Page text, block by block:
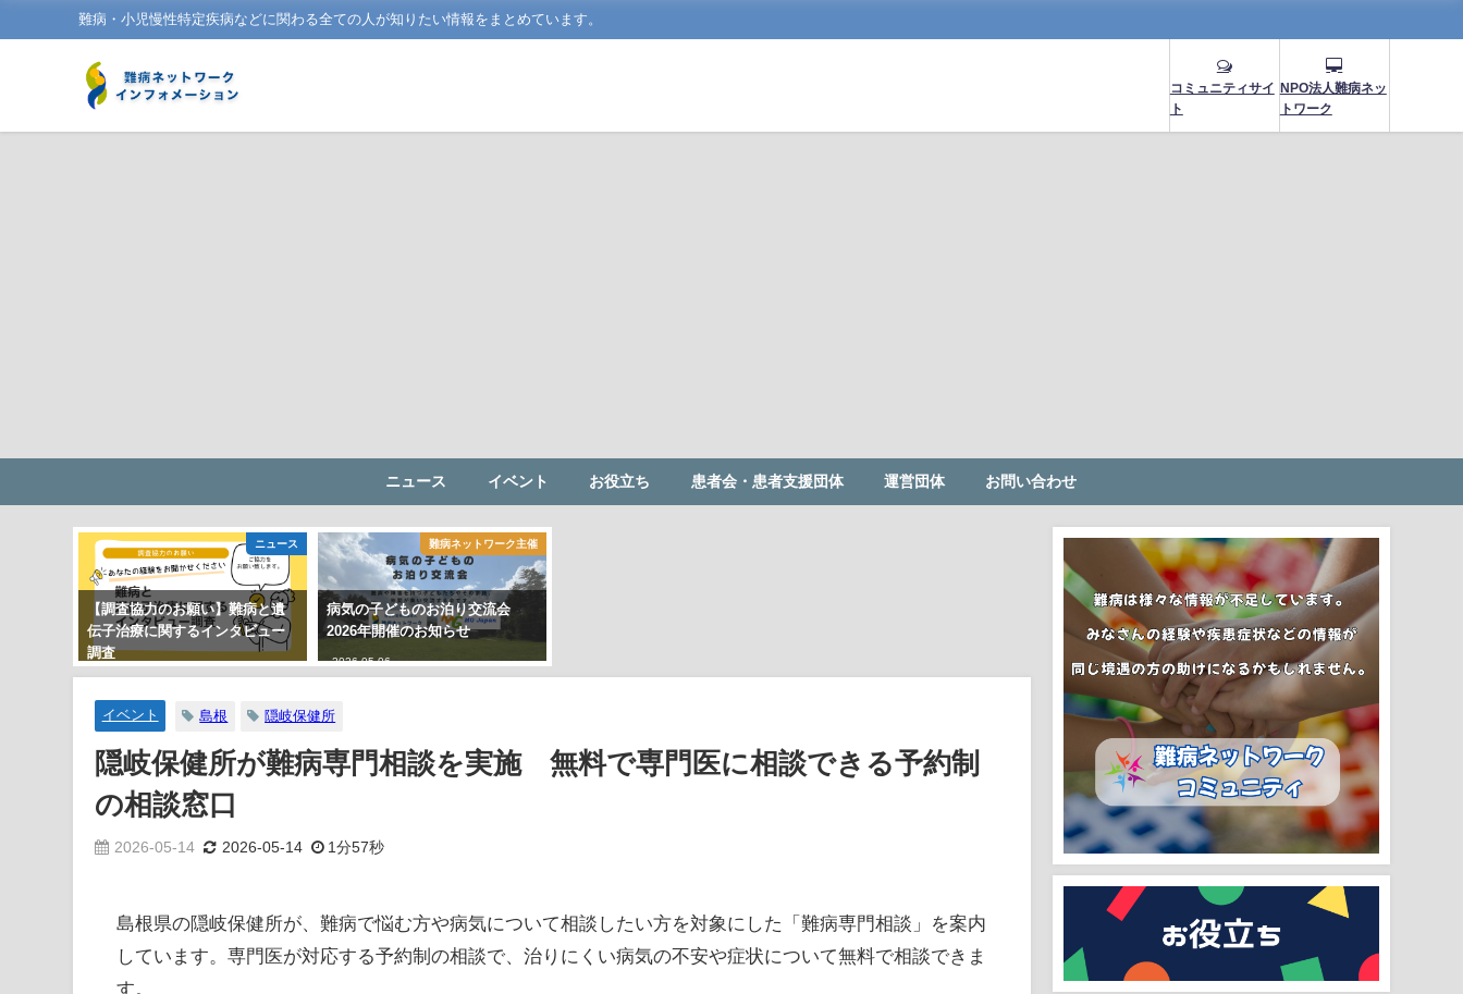
難病・小児慢性特定疾病などに関わる全ての人が知りたい情報をまとめています。
コミュニティサイ
ト
NPO法人難病ネッ
トワーク
ニュース イベント お役立ち 患者会・患者支援団体 運営団体 お問い合わせ
ニュース
【調査協力のお願い】難病と遺
伝子治療に関するインタビュー
調査
難病ネットワーク主催
病気の子どものお泊り交流会
2026年開催のお知らせ
2026-05-06
イベント 島根 隠岐保健所
隠岐保健所が難病専門相談を実施 無料で専門医に相談できる予約制
の相談窓口
2026-05-14 2026-05-14 1分57秒
島根県の隠岐保健所が、難病で悩む方や病気について相談したい方を対象にした「難病専門相談」を案内
しています。専門医が対応する予約制の相談で、治りにくい病気の不安や症状について無料で相談できま
す。